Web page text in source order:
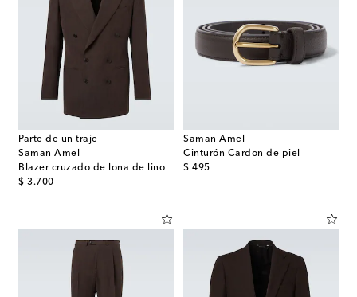
Parte de un traje
Saman Amel
Blazer cruzado de lona de lino
$ 3.700
original price
Saman Amel
Cinturón Cardon de piel
$ 495
original price